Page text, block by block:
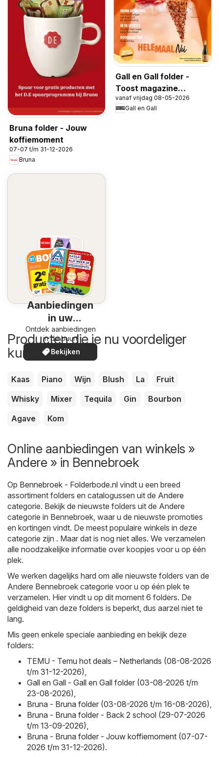
Bruna folder - Jouw
koffiemoment
07-07 t/m 31-12-2026
Bruna
Gall en Gall folder -
Toost magazine
voorjaar 2026
vanaf vrijdag 08-05-2026
Gall en Gall
Aanbiedingen
in uw
omgeving
Ontdek aanbiedingen
in de buurt
Bekijken
Producten die je nu voordeliger
kunt kopen
Kaas Piano Wijn Blush La
Fruit
Whisky
Mixer Tequila Gin
Bourbon
Agave
Kom
Online aanbiedingen van winkels »
Andere » in Bennebroek
Op Bennebroek - Folderbode.nl vindt u een breed
assortiment folders en catalogussen uit de Andere
categorie. Bekijk de nieuwste folders uit de Andere
categorie in Bennebroek, waar u de nieuwste promoties
en kortingen vindt. De meest populaire winkels in deze
categorie zijn . Maar dat is nog niet alles. We verzamelen
alle noodzakelijke informatie over koopjes voor u op één
plek.
We werken dagelijks hard om alle nieuwste folders van de
Andere Bennebroek categorie voor u op één plek te
verzamelen. Hier vindt u op dit moment 6 folders. De
geldigheid van deze folders is beperkt, dus aarzel niet te
lang.
Mis geen enkele speciale aanbieding en bekijk deze
folders:
TEMU - Temu hot deals – Netherlands (08-08-2026
t/m 31-12-2026)
Gall en Gall - Gall en Gall folder (03-08-2026 t/m
23-08-2026)
Bruna - Bruna folder (03-08-2026 t/m 16-08-2026)
Bruna - Bruna folder - Back 2 school (29-07-2026
t/m 13-09-2026)
Bruna - Bruna folder - Jouw koffiemoment (07-07-
2026 t/m 31-12-2026).